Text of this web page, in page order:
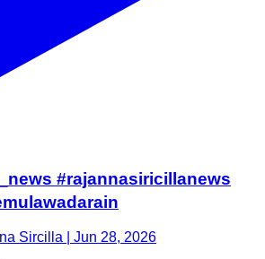
#rajannasiricillanews
Sircilla | Jun 28, 2026